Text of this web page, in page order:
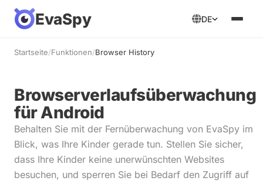
EvaSpy DE
Startseite/Funktionen/Browser History
Browserverlaufsüberwachung
für Android
Behalten Sie mit der Fernüberwachung von EvaSpy im
Blick, was Ihre Kinder gerade tun. Stellen Sie sicher,
dass Ihre Kinder keine unerwünschten Websites
besuchen, und sperren Sie bei Bedarf den Zugriff auf